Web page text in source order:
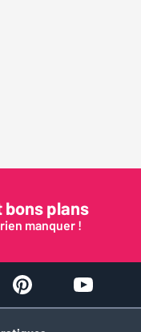
plans
manquer !